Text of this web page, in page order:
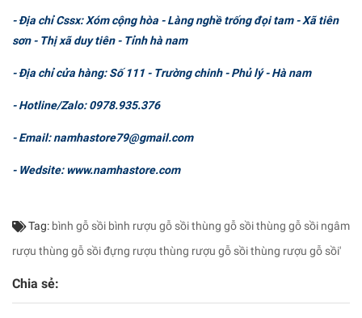
- Địa chỉ Cssx: Xóm cộng hòa - Làng nghề trống đọi tam - Xã tiên
sơn - Thị xã duy tiên - Tỉnh hà nam
- Địa chỉ cửa hàng: Số 111 - Trường chinh - Phủ lý - Hà nam
- Hotline/Zalo: 0978.935.376
- Email: namhastore79@gmail.com
- Wedsite: www.namhastore.com
Tag: bình gỗ sồi bình rượu gỗ sồithùng gỗ sồithùng gỗ sồi ngâm
rượu thùng gỗ sồi đựng rượu thùng rượu gỗ sồithùng rượu gỗ sồi'
Chia sẻ: